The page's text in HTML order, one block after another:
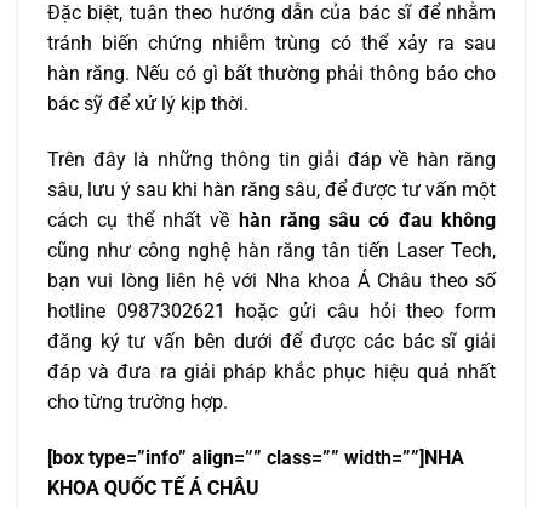
Đặc biệt, tuân theo hướng dẫn của bác sĩ để nhằm
tránh biến chứng nhiễm trùng có thể xảy ra sau
hàn răng. Nếu có gì bất thường phải thông báo cho
bác sỹ để xử lý kịp thời.
Trên đây là những thông tin giải đáp về hàn răng
sâu, lưu ý sau khi hàn răng sâu, để được tư vấn một
cách cụ thể nhất về hàn răng sâu có đau không
cũng như công nghệ hàn răng tân tiến Laser Tech,
bạn vui lòng liên hệ với Nha khoa Á Châu theo số
hotline 0987302621 hoặc gửi câu hỏi theo form
đăng ký tư vấn bên dưới để được các bác sĩ giải
đáp và đưa ra giải pháp khắc phục hiệu quả nhất
cho từng trường hợp.
[box type=”info” align=”” class=”” width=””]NHA
KHOA QUỐC TẾ Á CHÂU